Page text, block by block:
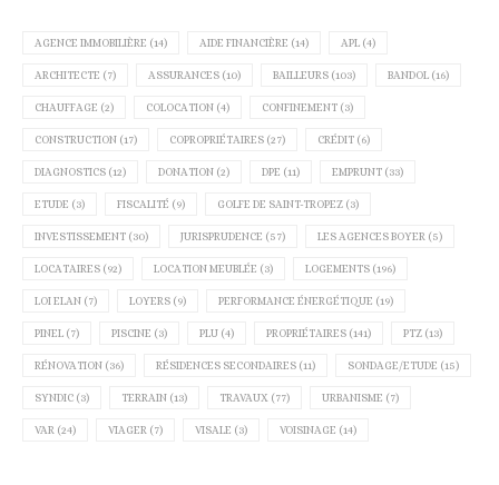
AGENCE IMMOBILIÈRE (14) AIDE FINANCIÈRE (14) APL (4)
ARCHITECTE (7) ASSURANCES (10) BAILLEURS (103) BANDOL (16)
CHAUFFAGE (2) COLOCATION (4) CONFINEMENT (3)
CONSTRUCTION (17) COPROPRIÉTAIRES (27) CRÉDIT (6)
DIAGNOSTICS (12) DONATION (2) DPE (11) EMPRUNT (33)
ETUDE (3) FISCALITÉ (9) GOLFE DE SAINT-TROPEZ (3)
INVESTISSEMENT (30) JURISPRUDENCE (57) LES AGENCES BOYER (5)
LOCATAIRES (92) LOCATION MEUBLÉE (3) LOGEMENTS (196)
LOI ELAN (7) LOYERS (9) PERFORMANCE ÉNERGÉTIQUE (19)
PINEL (7) PISCINE (3) PLU (4) PROPRIÉTAIRES (141) PTZ (13)
RÉNOVATION (36) RÉSIDENCES SECONDAIRES (11) SONDAGE/ETUDE (15)
SYNDIC (3) TERRAIN (13) TRAVAUX (77) URBANISME (7)
VAR (24) VIAGER (7) VISALE (3) VOISINAGE (14)